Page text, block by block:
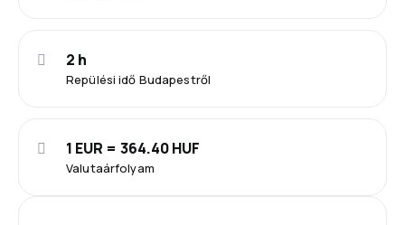
Repülési idő Budapestről
2 h
Valutaárfolyam
1 EUR = 364.40 HUF